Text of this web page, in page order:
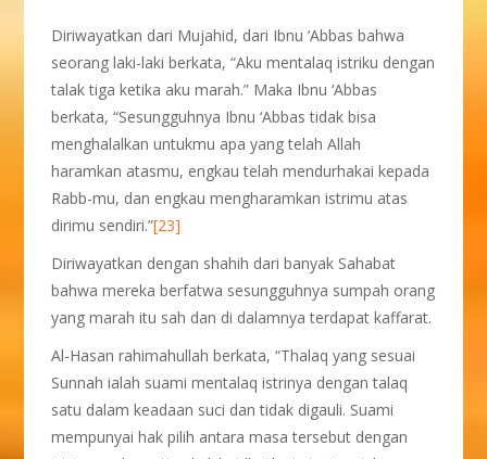
Diriwayatkan dari Mujahid, dari Ibnu ‘Abbas bahwa
seorang laki-laki berkata, “Aku mentalaq istriku dengan
talak tiga ketika aku marah.” Maka Ibnu ‘Abbas
berkata, “Sesungguhnya Ibnu ‘Abbas tidak bisa
menghalalkan untukmu apa yang telah Allah
haramkan atasmu, engkau telah mendurhakai kepada
Rabb-mu, dan engkau mengharamkan istrimu atas
dirimu sendiri.”[23]
Diriwayatkan dengan shahih dari banyak Sahabat
bahwa mereka berfatwa sesungguhnya sumpah orang
yang marah itu sah dan di dalamnya terdapat kaffarat.
Al-Hasan rahimahullah berkata, “Thalaq yang sesuai
Sunnah ialah suami mentalaq istrinya dengan talaq
satu dalam keadaan suci dan tidak digauli. Suami
mempunyai hak pilih antara masa tersebut dengan